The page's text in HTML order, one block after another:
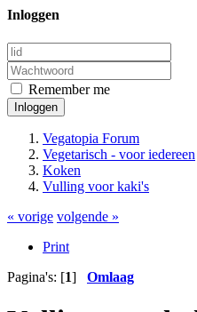
Inloggen
Remember me
Inloggen
Vegatopia Forum
Vegetarisch - voor iedereen
Koken
Vulling voor kaki's
« vorige volgende »
Print
Pagina's: [1] Omlaag